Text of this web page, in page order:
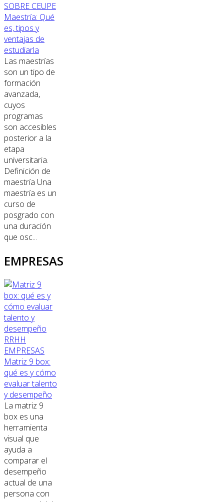
SOBRE CEUPE
Maestría: Qué
es, tipos y
ventajas de
estudiarla
Las maestrías
son un tipo de
formación
avanzada,
cuyos
programas
son accesibles
posterior a la
etapa
universitaria.
Definición de
maestría Una
maestría es un
curso de
posgrado con
una duración
que osc...
EMPRESAS
RRHH
EMPRESAS
Matriz 9 box:
qué es y cómo
evaluar talento
y desempeño
La matriz 9
box es una
herramienta
visual que
ayuda a
comparar el
desempeño
actual de una
persona con